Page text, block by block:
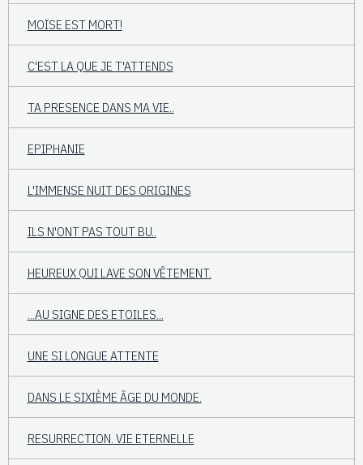
MOÏSE EST MORT!
C'EST LA QUE JE T'ATTENDS
TA PRESENCE DANS MA VIE..
EPIPHANIE
L'IMMENSE NUIT DES ORIGINES
ILS N'ONT PAS TOUT BU..
HEUREUX QUI LAVE SON VÊTEMENT.
...AU SIGNE DES ETOILES...
UNE SI LONGUE ATTENTE
DANS LE SIXIÈME ÂGE DU MONDE.
RESURRECTION. VIE ETERNELLE